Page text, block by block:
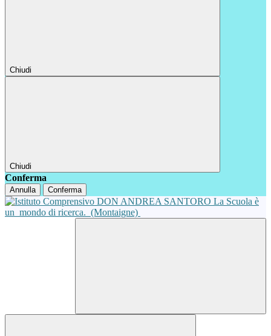
Chiudi
Chiudi
Conferma
Annulla Conferma
La Scuola è
un mondo di ricerca. (Montaigne)